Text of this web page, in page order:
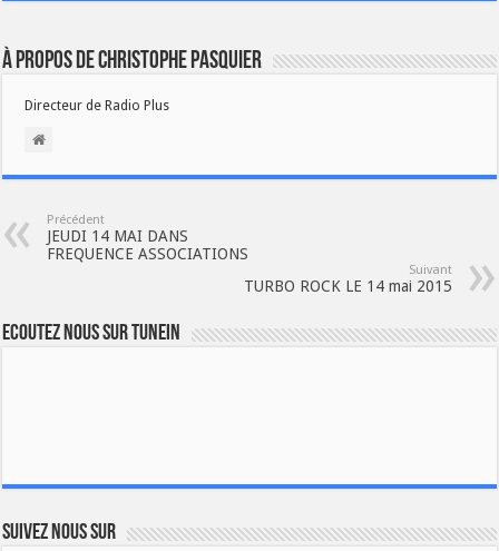
À propos de Christophe PASQUIER
Directeur de Radio Plus
Précédent
JEUDI 14 MAI DANS
FREQUENCE ASSOCIATIONS
Suivant
TURBO ROCK LE 14 mai 2015
Ecoutez nous sur TuneIn
Suivez nous sur